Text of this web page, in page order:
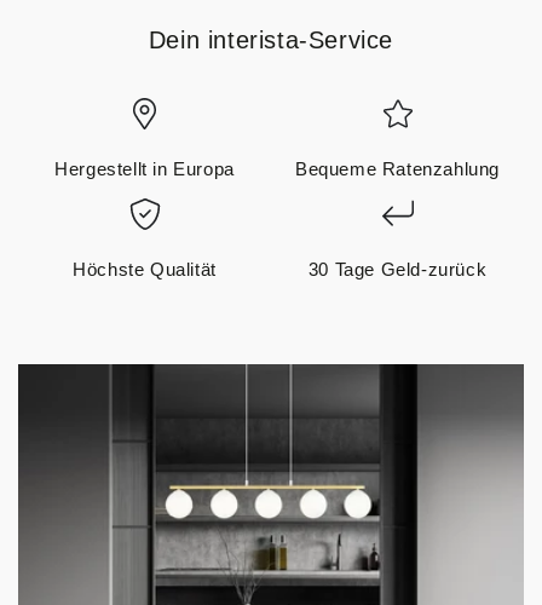
Dein interista-Service
Hergestellt in Europa Bequeme Ratenzahlung
Höchste Qualität 30 Tage Geld-zurück